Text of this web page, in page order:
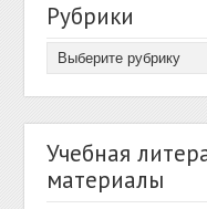
Рубрики
Учебная
материалы